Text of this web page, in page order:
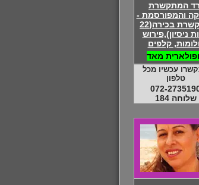
המתקשרת
והמפורסמת -
מתקשרת בכירה(22
ניסיון),פירוש
קלפים
מאד
עכשיו מכל
טלפון
072-
שלוחה 184